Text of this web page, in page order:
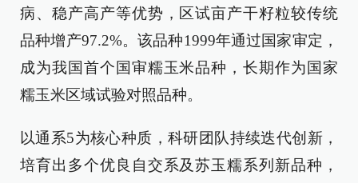
病、稳产高产等优势，区试亩产干籽粒较传统
品种增产97.2%。该品种1999年通过国家审定，
成为我国首个国审糯玉米品种，长期作为国家
糯玉米区域试验对照品种。
以通系5为核心种质，科研团队持续迭代创新，
培育出多个优良自交系及苏玉糯系列新品种，